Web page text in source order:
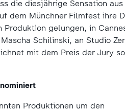
die diesjährige Sensation aus
dem Münchner Filmfest ihre
gelungen, in
Schilinski, an Studio
mit dem Preis der Jury
Produktionen um den